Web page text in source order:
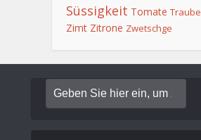
Süssigkeit Tomate Traube
Zimt Zitrone Zwetschge